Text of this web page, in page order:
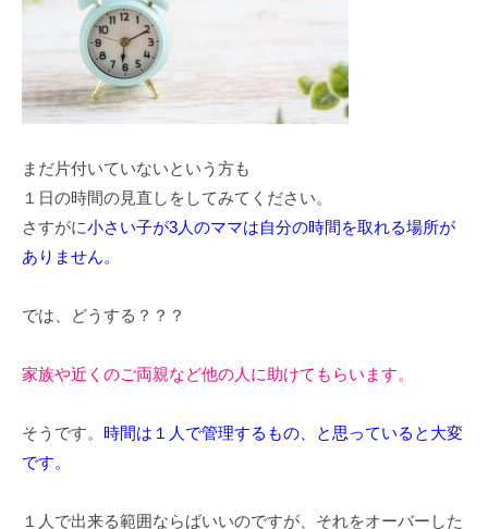
まだ片付いていないという方も
１日の時間の見直しをしてみてください。
さすがに小さい子が3人のママは自分の時間を取れる場所が
ありません。
では、どうする？？？
家族や近くのご両親など他の人に助けてもらいます。
そうです。 時間は１人で管理するもの、と思っていると大変
です。
１人で出来る範囲ならばいいのですが、それをオーバーした